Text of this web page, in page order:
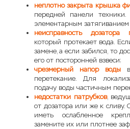
неплотно закрыта крышка
передней панели
элементарным затягиванием
неисправность
который протекает вода.
замене, а если забился, то
его от посторонней взвеси;
чрезмерный напор воды
перетекание. Для
подачу воды частичным
недостатки патрубков,
от дозатора или же к сливу.
иметь ослабленное
замените их или плотнее